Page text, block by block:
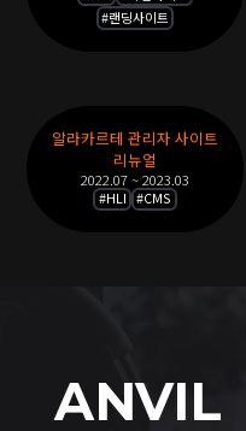
#랜딩사이트
알라카르테 관리자 사이트
리뉴얼
2022.07 ~ 2023.03
#HLI #CMS
ANVIL